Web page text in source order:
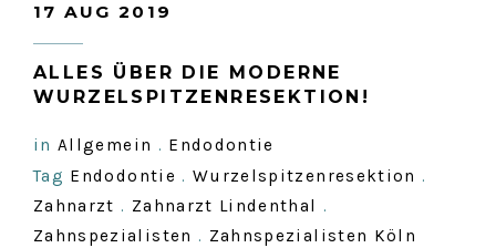
17 AUG 2019
ALLES ÜBER DIE MODERNE
WURZELSPITZENRESEKTION!
in Allgemein . Endodontie
Tag Endodontie . Wurzelspitzenresektion .
Zahnarzt . Zahnarzt Lindenthal .
Zahnspezialisten . Zahnspezialisten Köln